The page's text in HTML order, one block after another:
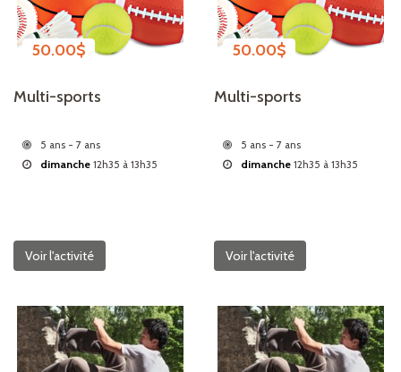
50.00$
Multi-sports
5 ans - 7 ans
dimanche 12h35 à 13h35
Voir l'activité
50.00$
Multi-sports
5 ans - 7 ans
dimanche 12h35 à 13h35
Voir l'activité